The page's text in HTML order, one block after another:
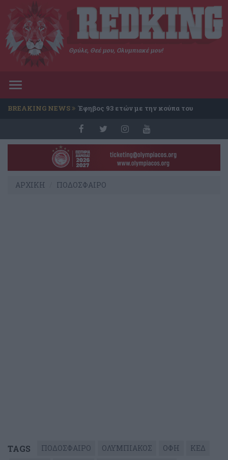
Θρύλε, Θεέ μου, Ολυμπιακέ μου!
Toggle
BREAKING NEWS Έφηβος 93 ετών με την κούπα του
ΑΡΧΙΚΗ ΠΟΔΟΣΦΑΙΡΟ
TAGS ΠΟΔΟΣΦΑΙΡΟ ΟΛΥΜΠΙΑΚΟΣ ΟΦΗ
ΚΕΔ